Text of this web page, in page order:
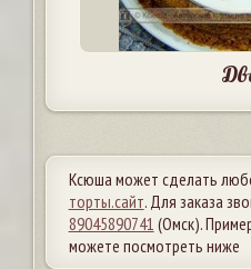
Ксюша может сделать
торты.сайт. Для заказа
89045890741 (Омск).
можете посмотреть ниже